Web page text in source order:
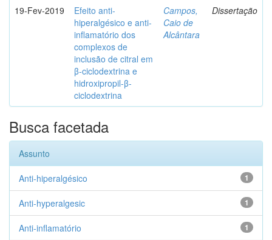
19-Fev-2019
Efeito anti-
hiperalgésico e anti-
inflamatório dos
complexos de
inclusão de citral em
β-ciclodextrina e
hidroxipropil-β-
ciclodextrina
Campos,
Caio de
Alcântara
Dissertação
Busca facetada
Assunto
1
Anti-hiperalgésico
1
Anti-hyperalgesic
1
Anti-inflamatório